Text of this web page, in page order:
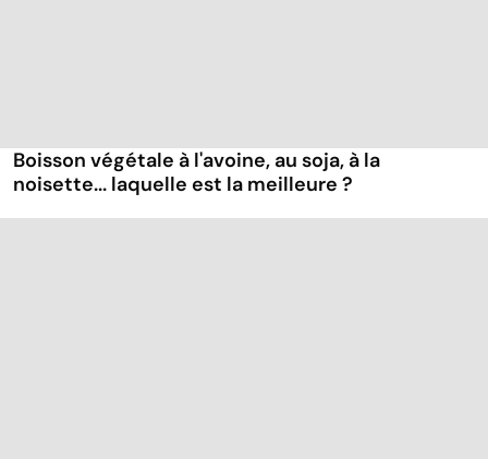
Boisson végétale à l'avoine, au soja, à la
noisette... laquelle est la meilleure ?